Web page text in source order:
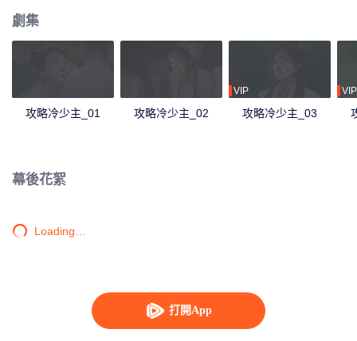
打開App
劇集
攻略冷少主_01 攻略冷少主_02
VIP
攻略冷少主_03
VIP
幕後花絮
Loading…